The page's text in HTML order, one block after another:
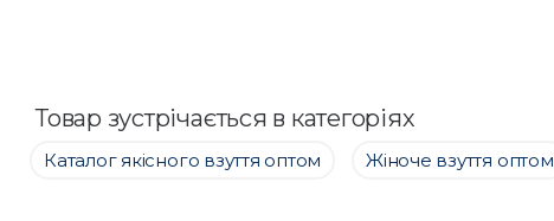
Товар зустрічається в категоріях
Каталог якісного взуття оптом Жіноче взуття оптом